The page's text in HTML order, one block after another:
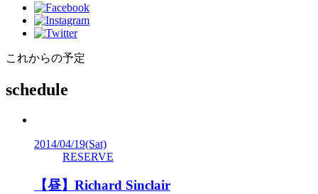
これからの予定
schedule
2014/04/19(Sat)
RESERVE
【昼】Richard Sinclair